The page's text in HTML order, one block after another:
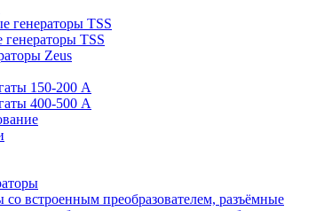
генераторы TSS
генераторы TSS
Zeus
150-200 А
400-500 А
со встроенным преобразователем, разъёмные